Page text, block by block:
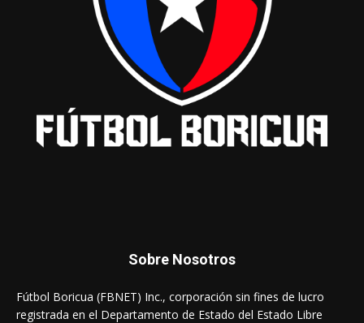
Sobre Nosotros
Fútbol Boricua (FBNET) Inc., corporación sin fines de lucro
registrada en el Departamento de Estado del Estado Libre